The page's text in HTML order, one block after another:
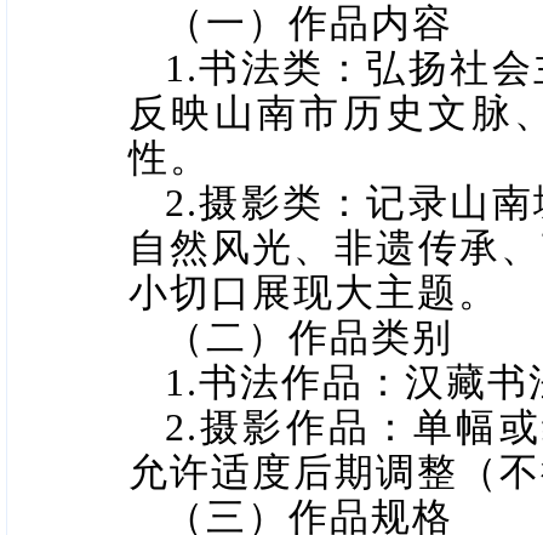
（一）作品内容
1.书法类：弘扬社
反映山南市历史文脉
性。
2.摄影类：记录山
自然风光、非遗传承
小切口展现大主题。
（二）作品类别
1.书法作品：汉藏书
2.摄影作品：单幅
允许适度后期调整（
（三）作品规格